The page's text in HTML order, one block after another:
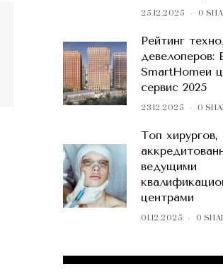
25.12.2025 0
Рейтинг
девелоперов:
SmartHomeи
сервис 2025
23.12.2025 0
Топ хирургов,
ведущими
центрами
01.12.2025 0